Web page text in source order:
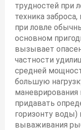
трудностей при
техника
при ловле
основном
вызывает
частности
средней
большую
маневрирования
придавать
горизонту
вываживания